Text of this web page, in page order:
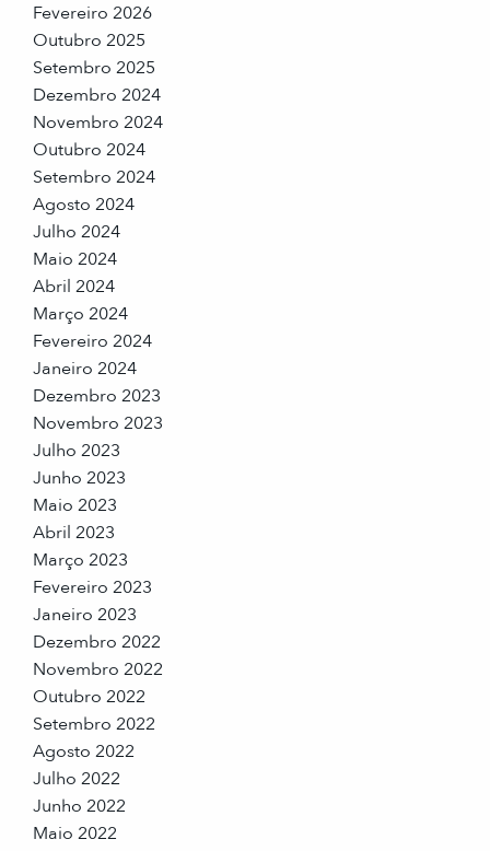
Fevereiro 2026
Outubro 2025
Setembro 2025
Dezembro 2024
Novembro 2024
Outubro 2024
Setembro 2024
Agosto 2024
Julho 2024
Maio 2024
Abril 2024
Março 2024
Fevereiro 2024
Janeiro 2024
Dezembro 2023
Novembro 2023
Julho 2023
Junho 2023
Maio 2023
Abril 2023
Março 2023
Fevereiro 2023
Janeiro 2023
Dezembro 2022
Novembro 2022
Outubro 2022
Setembro 2022
Agosto 2022
Julho 2022
Junho 2022
Maio 2022